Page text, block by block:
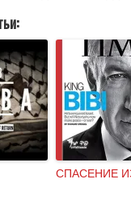
СПАСЕНИЕ